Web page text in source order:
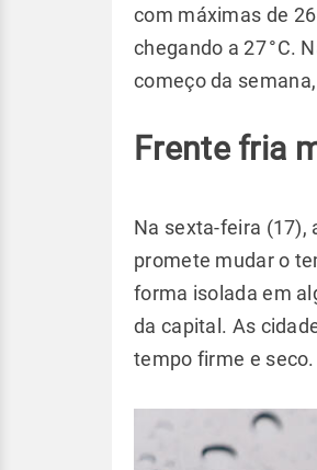
com máximas de
chegando a 27 °C.
começo da
Frente fria
Na sexta-feira (17),
promete mudar o
forma isolada em
da capital. As
tempo firme e seco.